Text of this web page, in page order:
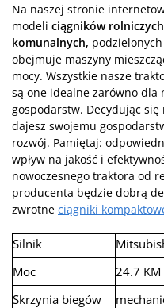
Na naszej stronie
modeli ciągników
komunalnych,
obejmuje maszyny
mocy. Wszystkie nasze
są one idealne zarówno dla
gospodarstw. Decydując
dajesz swojemu
rozwój. Pamiętaj:
wpływ na jakość i
nowoczesnego traktora od
producenta będzie dobrą
zwrotne ciągniki
Silnik
Moc
24.7 KM
Skrzynia biegów